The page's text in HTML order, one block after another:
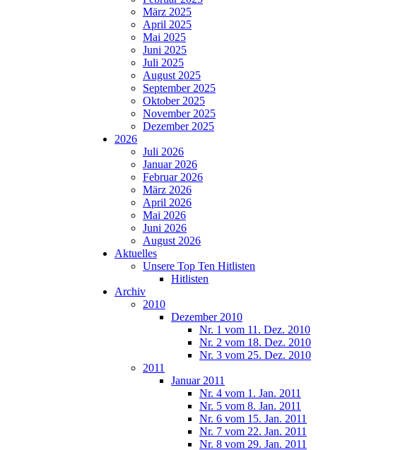
März 2025
April 2025
Mai 2025
Juni 2025
Juli 2025
August 2025
September 2025
Oktober 2025
November 2025
Dezember 2025
2026
Juli 2026
Januar 2026
Februar 2026
März 2026
April 2026
Mai 2026
Juni 2026
August 2026
Aktuelles
Unsere Top Ten Hitlisten
Hitlisten
Archiv
2010
Dezember 2010
Nr. 1 vom 11. Dez. 2010
Nr. 2 vom 18. Dez. 2010
Nr. 3 vom 25. Dez. 2010
2011
Januar 2011
Nr. 4 vom 1. Jan. 2011
Nr. 5 vom 8. Jan. 2011
Nr. 6 vom 15. Jan. 2011
Nr. 7 vom 22. Jan. 2011
Nr. 8 vom 29. Jan. 2011